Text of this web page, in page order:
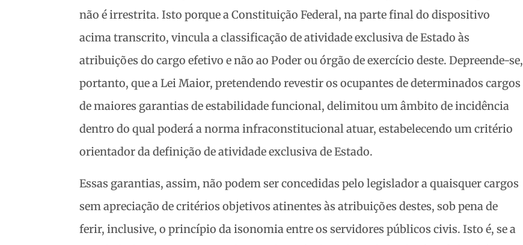
não é irrestrita. Isto porque a Constituição Federal, na parte final do dispositivo
acima transcrito, vincula a classificação de atividade exclusiva de Estado às
atribuições do cargo efetivo e não ao Poder ou órgão de exercício deste. Depreende-se,
portanto, que a Lei Maior, pretendendo revestir os ocupantes de determinados cargos
de maiores garantias de estabilidade funcional, delimitou um âmbito de incidência
dentro do qual poderá a norma infraconstitucional atuar, estabelecendo um critério
orientador da definição de atividade exclusiva de Estado.
Essas garantias, assim, não podem ser concedidas pelo legislador a quaisquer cargos
sem apreciação de critérios objetivos atinentes às atribuições destes, sob pena de
ferir, inclusive, o princípio da isonomia entre os servidores públicos civis. Isto é, se a